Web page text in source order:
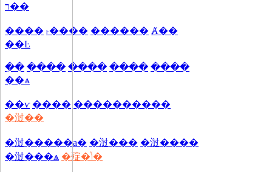
ר��
���� ˫���� ������ Ⱥ��
��Ŀ
�ִ� ���� ���� ���� ����
��ѧ
��ѵ ���� ����������
�㳡��
�㳡�����а� �㳡��� �㳡����
�㳡���ѧ
�㱨�ݳ�